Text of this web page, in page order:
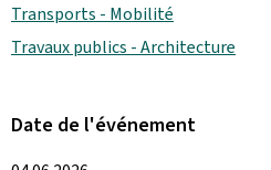
Transports - Mobilité
Travaux publics - Architecture
Date de l'événement